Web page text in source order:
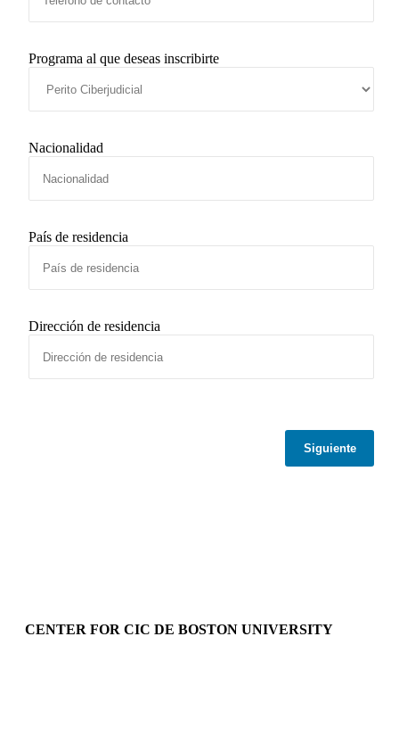
Programa al que deseas inscribirte
Nacionalidad
País de residencia
Dirección de residencia
Siguiente
CENTER FOR CIC DE BOSTON UNIVERSITY